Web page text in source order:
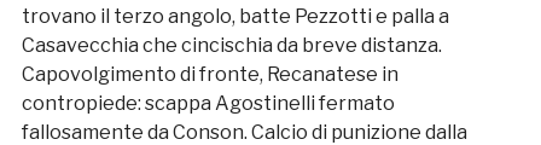
trovano il terzo angolo, batte Pezzotti e palla a
Casavecchia che cincischia da breve distanza.
Capovolgimento di fronte, Recanatese in
contropiede: scappa Agostinelli fermato
fallosamente da Conson. Calcio di punizione dalla